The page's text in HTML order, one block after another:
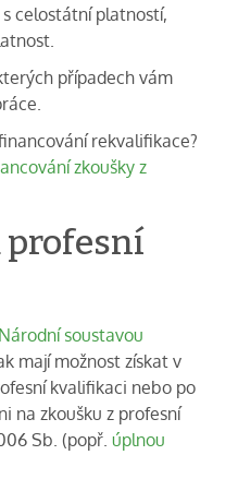
celostátní platností,
případech vám
rekvalifikace?
zkoušky z
profesní
Národní soustavou
mají možnost získat v
kvalifikaci nebo po
na zkoušku z profesní
Sb. (popř. úplnou